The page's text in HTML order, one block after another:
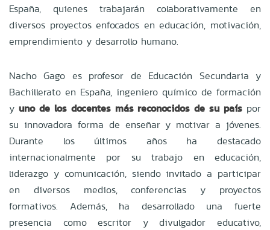
España, quienes trabajarán colaborativamente en
diversos proyectos enfocados en educación, motivación,
emprendimiento y desarrollo humano.
Nacho Gago es profesor de Educación Secundaria y
Bachillerato en España, ingeniero químico de formación
y uno de los docentes más reconocidos de su país por
su innovadora forma de enseñar y motivar a jóvenes.
Durante los últimos años ha destacado
internacionalmente por su trabajo en educación,
liderazgo y comunicación, siendo invitado a participar
en diversos medios, conferencias y proyectos
formativos. Además, ha desarrollado una fuerte
presencia como escritor y divulgador educativo,